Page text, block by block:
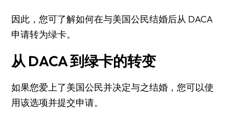
因此，您可了解如何在与美国公民结婚后从 DACA
申请转为绿卡。
从 DACA 到绿卡的转变
如果您爱上了美国公民并决定与之结婚，您可以使
用该选项并提交申请。